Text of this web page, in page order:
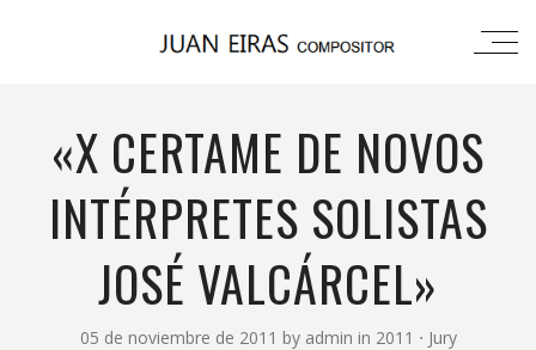
«X CERTAME DE NOVOS
INTÉRPRETES SOLISTAS
JOSÉ VALCÁRCEL»
05 de noviembre de 2011 by admin in 2011 ⋅ Jury